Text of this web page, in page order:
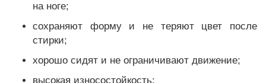
на ноге;
сохраняют форму и не теряют цвет после
стирки;
хорошо сидят и не ограничивают движение;
высокая износостойкость;